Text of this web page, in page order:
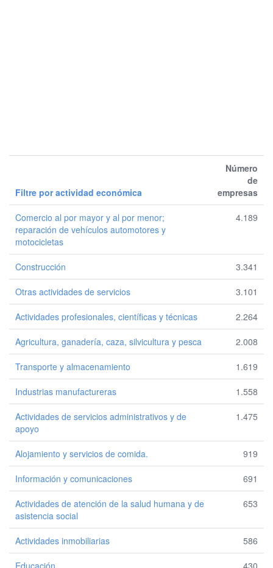
Filtre por actividad económica
Número
de
empresas
Comercio al por mayor y al por menor;
reparación de vehículos automotores y
motocicletas
4.189
Construcción 3.341
Otras actividades de servicios 3.101
Actividades profesionales, científicas y técnicas 2.264
Agricultura, ganadería, caza, silvicultura y pesca 2.008
Transporte y almacenamiento 1.619
Industrias manufactureras 1.558
Actividades de servicios administrativos y de
apoyo
1.475
Alojamiento y servicios de comida. 919
Información y comunicaciones 691
Actividades de atención de la salud humana y de
asistencia social
653
Actividades inmobiliarias 586
Educación 430